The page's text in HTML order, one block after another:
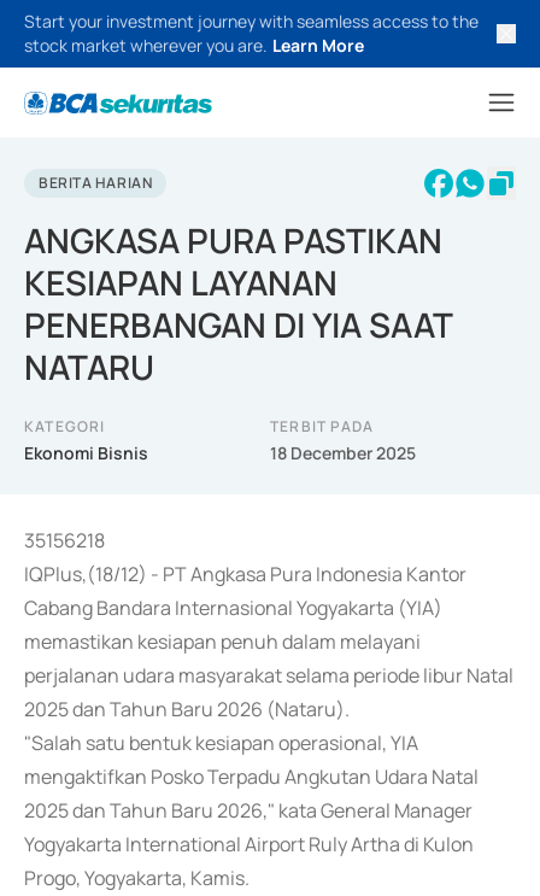
Start your investment journey with seamless access to the
stock market wherever you are. Learn More
BERITA HARIAN
ANGKASA PURA PASTIKAN
KESIAPAN LAYANAN
PENERBANGAN DI YIA SAAT
NATARU
KATEGORI
Ekonomi Bisnis
TERBIT PADA
18 December 2025
35156218
IQPlus,(18/12) - PT Angkasa Pura Indonesia Kantor
Cabang Bandara Internasional Yogyakarta (YIA)
memastikan kesiapan penuh dalam melayani
perjalanan udara masyarakat selama periode libur Natal
2025 dan Tahun Baru 2026 (Nataru).
"Salah satu bentuk kesiapan operasional, YIA
mengaktifkan Posko Terpadu Angkutan Udara Natal
2025 dan Tahun Baru 2026," kata General Manager
Yogyakarta International Airport Ruly Artha di Kulon
Progo, Yogyakarta, Kamis.